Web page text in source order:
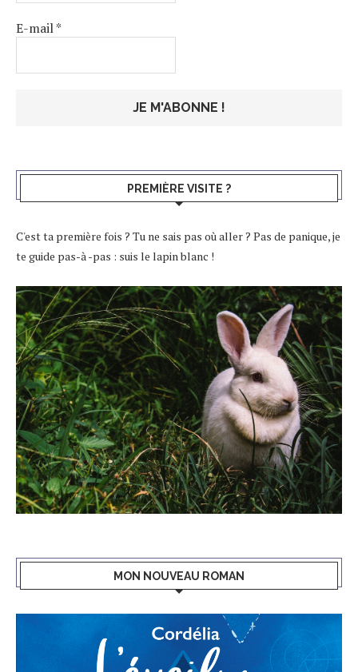
E-mail*
PREMIÈRE VISITE ?
C'est ta première fois ? Tu ne sais pas où aller ? Pas de panique, je
te guide pas-à -pas : suis le lapin blanc !
MON NOUVEAU ROMAN